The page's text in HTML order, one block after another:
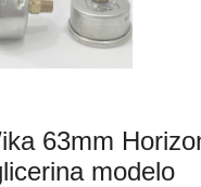
63mm
modelo